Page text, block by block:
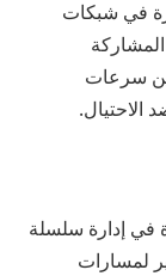
في شبكات
سرعات
الاحتيال.
في إدارة سلسلة
لمسارات